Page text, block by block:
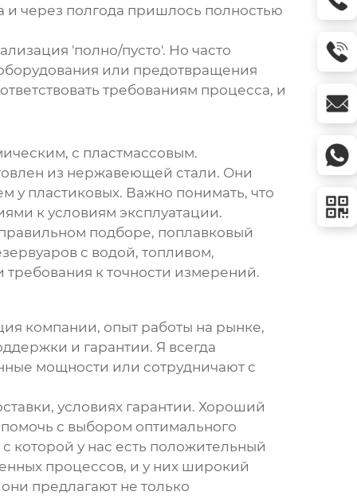
и через полгода пришлось полностью
'полно/пусто'. Но часто
или предотвращения
требованиям процесса, и
с пластмассовым.
из нержавеющей стали. Они
у пластиковых. Важно понимать, что
к условиям эксплуатации.
подборе, поплавковый
с водой, топливом,
к точности измерений.
компании, опыт работы на рынке,
и гарантии. Я всегда
мощности или сотрудничают с
условиях гарантии. Хороший
с выбором оптимального
у нас есть положительный
процессов, и у них широкий
предлагают не только